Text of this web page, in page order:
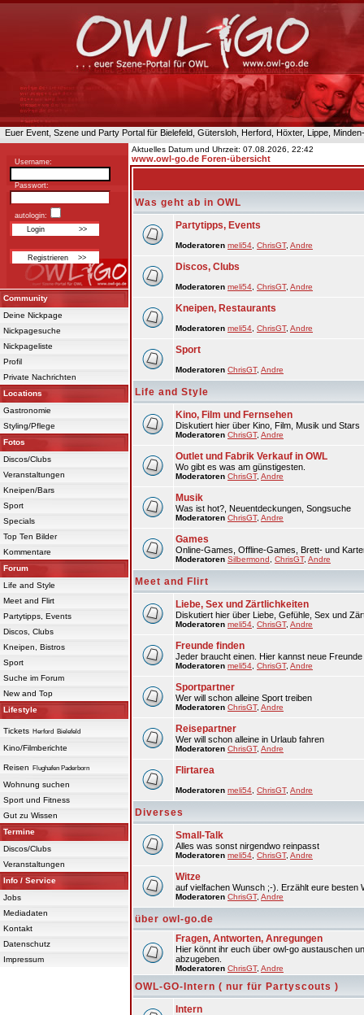
Euer Event, Szene und Party Portal für Bielefeld, Gütersloh, Herford, Höxter, Lippe,
Username:
Passwort:
autologin:
Community
Deine Nickpage
Nickpagesuche
Nickpageliste
Profil
Private Nachrichten
Locations
Gastronomie
Styling/Pflege
Fotos
Discos/Clubs
Veranstaltungen
Kneipen/Bars
Sport
Specials
Top Ten Bilder
Kommentare
Forum
Life and Style
Meet and Flirt
Partytipps, Events
Discos, Clubs
Kneipen, Bistros
Sport
Suche im Forum
New and Top
Lifestyle
Tickets Herford Bielefeld
Kino/Filmberichte
Reisen Flughafen Paderborn
Wohnung suchen
Sport und Fitness
Gut zu Wissen
Termine
Discos/Clubs
Veranstaltungen
Info / Service
Jobs
Mediadaten
Kontakt
Datenschutz
Impressum
Aktuelles Datum und Uhrzeit: 07.08.2026, 22:42
www.owl-go.de Foren-übersicht
Was geht ab in OWL
Partytipps, Events
Moderatoren meli54 ChrisGT, Andre
Discos, Clubs
Moderatoren meli54 ChrisGT, Andre
Kneipen, Restaurants
Moderatoren meli54 ChrisGT, Andre
Sport
Moderatoren ChrisGT, Andre
Life and Style
Kino, Film und Fernsehen
Diskutiert hier über Kino, Film, Musik und Stars
Moderatoren ChrisGT, Andre
Outlet und Fabrik Verkauf in OWL
Wo gibt es was am günstigesten.
Moderatoren ChrisGT, Andre
Musik
Was ist hot?, Neuentdeckungen, Songsuche
Moderatoren ChrisGT, Andre
Games
Online-Games, Offline-Games, Brett- und
Moderatoren Silbermond ChrisGT, Andre
Meet and Flirt
Liebe, Sex und Zärtlichkeiten
Diskutiert hier über Liebe, Gefühle, Sex und
Moderatoren meli54 ChrisGT, Andre
Freunde finden
Jeder braucht einen. Hier kannst neue Freunde
Moderatoren meli54 ChrisGT, Andre
Sportpartner
Wer will schon alleine Sport treiben
Moderatoren ChrisGT, Andre
Reisepartner
Wer will schon alleine in Urlaub fahren
Moderatoren ChrisGT, Andre
Flirtarea
Moderatoren meli54 ChrisGT, Andre
Diverses
Small-Talk
Alles was sonst nirgendwo reinpasst
Moderatoren meli54 ChrisGT, Andre
Witze
auf vielfachen Wunsch ;-). Erzählt eure besten
Moderatoren ChrisGT, Andre
über owl-go.de
Fragen, Antworten, Anregungen
Hier könnt ihr euch über owl-go austauschen
abzugeben.
Moderatoren ChrisGT, Andre
OWL-GO-Intern ( nur für Partyscouts )
Intern